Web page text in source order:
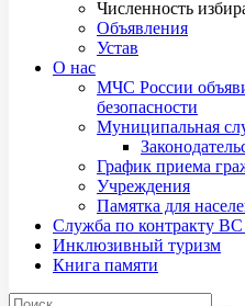
Численность
Объявления
Устав
О нас
МЧС России
безопасности
Муниципальная
График приема
Учреждения
Памятка для
Служба по контракту
Инклюзивный туризм
Книга памяти